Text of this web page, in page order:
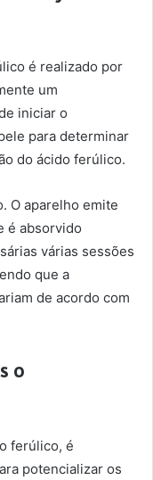
é realizado por
um
iniciar o
para determinar
do ácido ferúlico.
O aparelho emite
é absorvido
várias sessões
que a
de acordo com
o
ferúlico, é
potencializar os